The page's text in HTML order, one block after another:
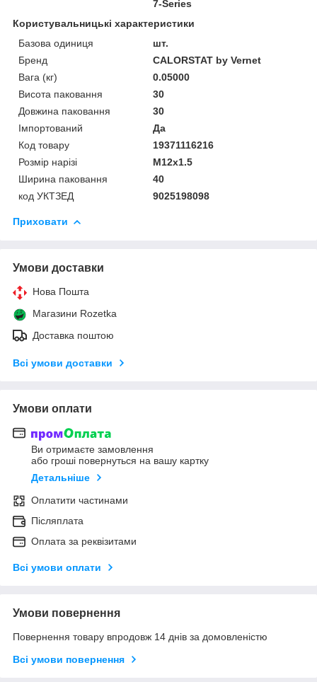
7-Series
Користувальницькі характеристики
Базова одиниця
шт.
Бренд
CALORSTAT by Vernet
Вага (кг)
0.05000
Висота паковання
30
Довжина паковання
30
Імпортований
Да
Код товару
19371116216
Розмір нарізі
M12x1.5
Ширина паковання
40
код УКТЗЕД
9025198098
Приховати
Умови доставки
Нова Пошта
Магазини Rozetka
Доставка поштою
Всі умови доставки
Умови оплати
Ви отримаєте замовлення
або гроші повернуться на вашу картку
Детальніше
Оплатити частинами
Післяплата
Оплата за реквізитами
Всі умови оплати
Умови повернення
Повернення товару впродовж 14 днів за домовленістю
Всі умови повернення